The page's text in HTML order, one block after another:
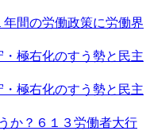
間の労働政策に労働界
・極右化のすう勢と民主
・極右化のすう勢と民主
か？６１３労働者大行